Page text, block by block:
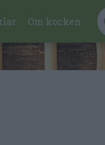
Om kocken